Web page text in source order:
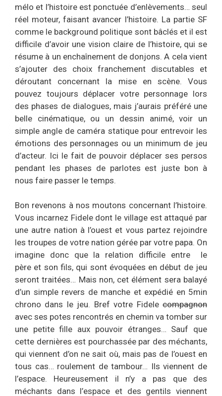
mélo et l’histoire est ponctuée d’enlèvements… seul
réel moteur, faisant avancer l’histoire. La partie SF
comme le background politique sont bâclés et il est
difficile d’avoir une vision claire de l’histoire, qui se
résume à un enchaînement de donjons. A cela vient
s’ajouter des choix franchement discutables et
déroutant concernant la mise en scène. Vous
pouvez toujours déplacer votre personnage lors
des phases de dialogues, mais j’aurais préféré une
belle cinématique, ou un dessin animé, voir un
simple angle de caméra statique pour entrevoir les
émotions des personnages ou un minimum de jeu
d’acteur. Ici le fait de pouvoir déplacer ses persos
pendant les phases de parlotes est juste bon à
nous faire passer le temps.
Bon revenons à nos moutons concernant l’histoire.
Vous incarnez Fidele dont le village est attaqué par
une autre nation à l’ouest et vous partez rejoindre
les troupes de votre nation gérée par votre papa. On
imagine donc que la relation difficile entre le
père et son fils, qui sont évoquées en début de jeu
seront traitées… Mais non, cet élément sera balayé
d’un simple revers de manche et expédié en 5min
chrono dans le jeu. Bref votre Fidele compagnon
avec ses potes rencontrés en chemin va tomber sur
une petite fille aux pouvoir étranges… Sauf que
cette dernières est pourchassée par des méchants,
qui viennent d’on ne sait où, mais pas de l’ouest en
tous cas… roulement de tambour… Ils viennent de
l’espace. Heureusement il n’y a pas que des
méchants dans l’espace et des gentils viennent